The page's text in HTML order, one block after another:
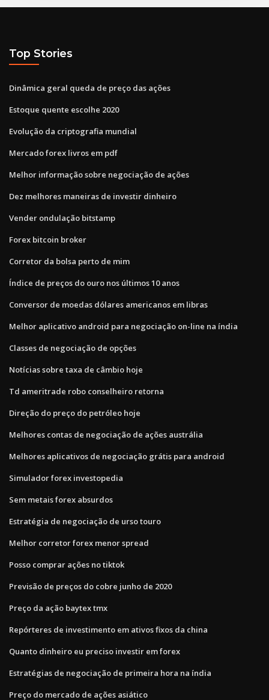
Top Stories
Dinâmica geral queda de preço das ações
Estoque quente escolhe 2020
Evolução da criptografia mundial
Mercado forex livros em pdf
Melhor informação sobre negociação de ações
Dez melhores maneiras de investir dinheiro
Vender ondulação bitstamp
Forex bitcoin broker
Corretor da bolsa perto de mim
Índice de preços do ouro nos últimos 10 anos
Conversor de moedas dólares americanos em libras
Melhor aplicativo android para negociação on-line na índia
Classes de negociação de opções
Notícias sobre taxa de câmbio hoje
Td ameritrade robo conselheiro retorna
Direção do preço do petróleo hoje
Melhores contas de negociação de ações austrália
Melhores aplicativos de negociação grátis para android
Simulador forex investopedia
Sem metais forex absurdos
Estratégia de negociação de urso touro
Melhor corretor forex menor spread
Posso comprar ações no tiktok
Previsão de preços do cobre junho de 2020
Preço da ação baytex tmx
Repórteres de investimento em ativos fixos da china
Quanto dinheiro eu preciso investir em forex
Estratégias de negociação de primeira hora na índia
Preço do mercado de ações asiático